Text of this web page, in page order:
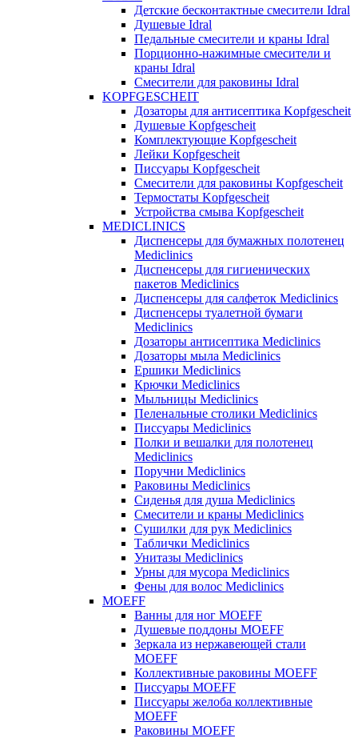
Детские бесконтактные смесители Idral
Душевые Idral
Педальные смесители и краны Idral
Порционно-нажимные смесители и
краны Idral
Смеcители для раковины Idral
KOPFGESCHEIT
Дозаторы для антисептика Kopfgescheit
Душевые Kopfgescheit
Комплектующие Kopfgescheit
Лейки Kopfgescheit
Писсуары Kopfgescheit
Смесители для раковины Kopfgescheit
Термостаты Kopfgescheit
Устройства смыва Kopfgescheit
MEDICLINICS
Диспенсеры для бумажных полотенец
Mediclinics
Диспенсеры для гигиенических
пакетов Mediclinics
Диспенсеры для салфеток Mediclinics
Диспенсеры туалетной бумаги
Mediclinics
Дозаторы антисептика Mediclinics
Дозаторы мыла Mediclinics
Ершики Mediclinics
Крючки Mediclinics
Мыльницы Mediclinics
Пеленальные столики Mediclinics
Писсуары Mediclinics
Полки и вешалки для полотенец
Mediclinics
Поручни Mediclinics
Раковины Mediclinics
Сиденья для душа Mediclinics
Смесители и краны Mediclinics
Сушилки для рук Mediclinics
Таблички Mediclinics
Унитазы Mediclinics
Урны для мусора Mediclinics
Фены для волос Mediclinics
MOEFF
Ванны для ног MOEFF
Душевые поддоны MOEFF
Зеркала из нержавеющей стали
MOEFF
Коллективные раковины MOEFF
Писсуары MOEFF
Писсуары желоба коллективные
MOEFF
Раковины MOEFF